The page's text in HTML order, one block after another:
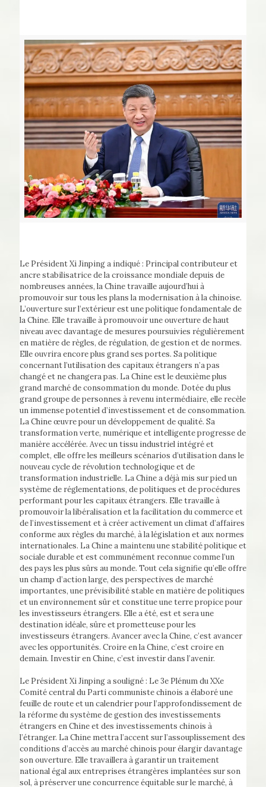
Le Président Xi Jinping a indiqué : Principal contributeur et
ancre stabilisatrice de la croissance mondiale depuis de
nombreuses années, la Chine travaille aujourd’hui à
promouvoir sur tous les plans la modernisation à la chinoise.
L’ouverture sur l’extérieur est une politique fondamentale de
la Chine. Elle travaille à promouvoir une ouverture de haut
niveau avec davantage de mesures poursuivies régulièrement
en matière de règles, de régulation, de gestion et de normes.
Elle ouvrira encore plus grand ses portes. Sa politique
concernant l’utilisation des capitaux étrangers n’a pas
changé et ne changera pas. La Chine est le deuxième plus
grand marché de consommation du monde. Dotée du plus
grand groupe de personnes à revenu intermédiaire, elle recèle
un immense potentiel d’investissement et de consommation.
La Chine œuvre pour un développement de qualité. Sa
transformation verte, numérique et intelligente progresse de
manière accélérée. Avec un tissu industriel intégré et
complet, elle offre les meilleurs scénarios d’utilisation dans le
nouveau cycle de révolution technologique et de
transformation industrielle. La Chine a déjà mis sur pied un
système de réglementations, de politiques et de procédures
performant pour les capitaux étrangers. Elle travaille à
promouvoir la libéralisation et la facilitation du commerce et
de l’investissement et à créer activement un climat d’affaires
conforme aux règles du marché, à la législation et aux normes
internationales. La Chine a maintenu une stabilité politique et
sociale durable et est communément reconnue comme l’un
des pays les plus sûrs au monde. Tout cela signifie qu’elle offre
un champ d’action large, des perspectives de marché
importantes, une prévisibilité stable en matière de politiques
et un environnement sûr et constitue une terre propice pour
les investisseurs étrangers. Elle a été, est et sera une
destination idéale, sûre et prometteuse pour les
investisseurs étrangers. Avancer avec la Chine, c’est avancer
avec les opportunités. Croire en la Chine, c’est croire en
demain. Investir en Chine, c’est investir dans l’avenir.
Le Président Xi Jinping a souligné : Le 3e Plénum du XXe
Comité central du Parti communiste chinois a élaboré une
feuille de route et un calendrier pour l’approfondissement de
la réforme du système de gestion des investissements
étrangers en Chine et des investissements chinois à
l’étranger. La Chine mettra l’accent sur l’assouplissement des
conditions d’accès au marché chinois pour élargir davantage
son ouverture. Elle travaillera à garantir un traitement
national égal aux entreprises étrangères implantées sur son
sol, à préserver une concurrence équitable sur le marché, à